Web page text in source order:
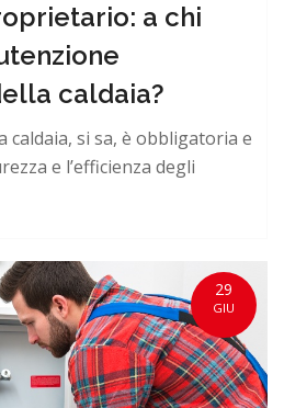
a chi
caldaia?
caldaia, si sa, è obbligatoria e
e l’efficienza degli
29
GIU